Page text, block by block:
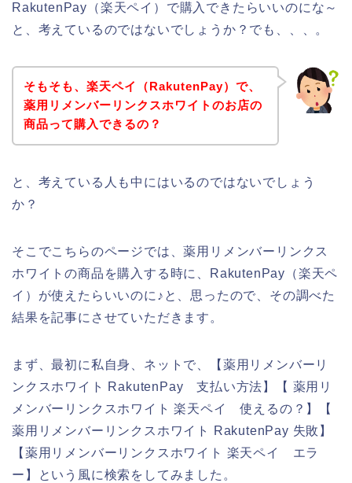
RakutenPay（楽天ペイ）で購入できたらいいのにな～
と、考えているのではないでしょうか？でも、、、。
そもそも、楽天ペイ（RakutenPay）で、
薬用リメンバーリンクスホワイトのお店の
商品って購入できるの？
と、考えている人も中にはいるのではないでしょう
か？
そこでこちらのページでは、薬用リメンバーリンクス
ホワイトの商品を購入する時に、RakutenPay（楽天ペ
イ）が使えたらいいのに♪と、思ったので、その調べた
結果を記事にさせていただきます。
まず、最初に私自身、ネットで、【薬用リメンバーリ
ンクスホワイト RakutenPay 支払い方法】【 薬用リ
メンバーリンクスホワイト 楽天ペイ 使えるの？】【
薬用リメンバーリンクスホワイト RakutenPay 失敗】
【薬用リメンバーリンクスホワイト 楽天ペイ エラ
ー】という風に検索をしてみました。